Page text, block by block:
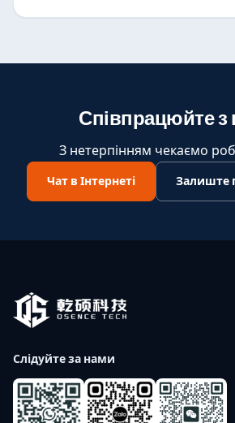
Співпрацюйте з
З нетерпінням чекаємо
Чат в Інтернеті Залиште
Слідуйте за нами